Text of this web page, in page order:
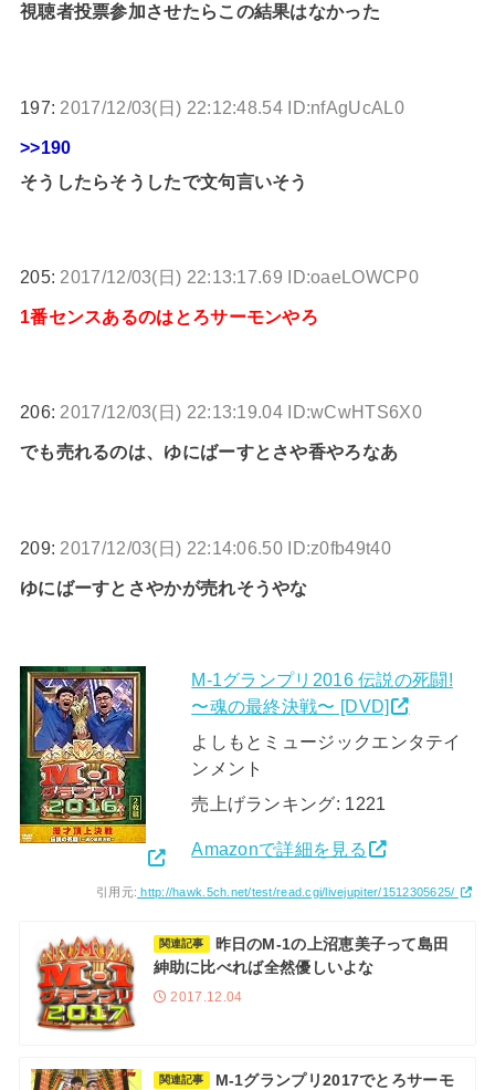
視聴者投票参加させたらこの結果はなかった
197: 2017/12/03(日) 22:12:48.54 ID:nfAgUcAL0
>>190
そうしたらそうしたで文句言いそう
205: 2017/12/03(日) 22:13:17.69 ID:oaeLOWCP0
1番センスあるのはとろサーモンやろ
206: 2017/12/03(日) 22:13:19.04 ID:wCwHTS6X0
でも売れるのは、ゆにばーすとさや香やろなあ
209: 2017/12/03(日) 22:14:06.50 ID:z0fb49t40
ゆにばーすとさやかが売れそうやな
M-1グランプリ2016 伝説の死闘!
〜魂の最終決戦〜 [DVD]
よしもとミュージックエンタテイ
ンメント
売上げランキング: 1221
Amazonで詳細を見る
引用元: http://hawk.5ch.net/test/read.cgi/livejupiter/1512305625/
関連記事
昨日のM-1の上沼恵美子って島田
紳助に比べれば全然優しいよな
2017.12.04
関連記事
M-1グランプリ2017でとろサーモ